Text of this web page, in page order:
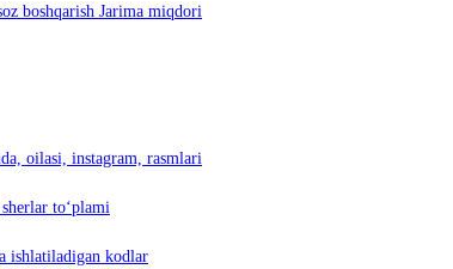
boshqаrish Jаrimа miqdori
oilasi, instagram, rasmlari
to‘plami
ishlatiladigan kodlar